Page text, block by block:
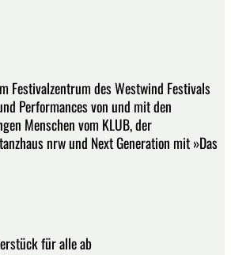
Festivalzentrum des Westwind Festivals
Performances von und mit den
Menschen vom KLUB, der
nrw und Next Generation mit »Das
für alle ab